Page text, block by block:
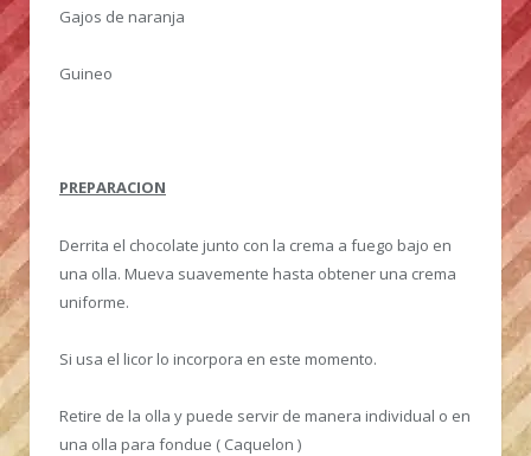
Gajos de naranja
Guineo
PREPARACION
Derrita el chocolate junto con la crema a fuego bajo en
una olla. Mueva suavemente hasta obtener una crema
uniforme.
Si usa el licor lo incorpora en este momento.
Retire de la olla y puede servir de manera individual o en
una olla para fondue ( Caquelon )